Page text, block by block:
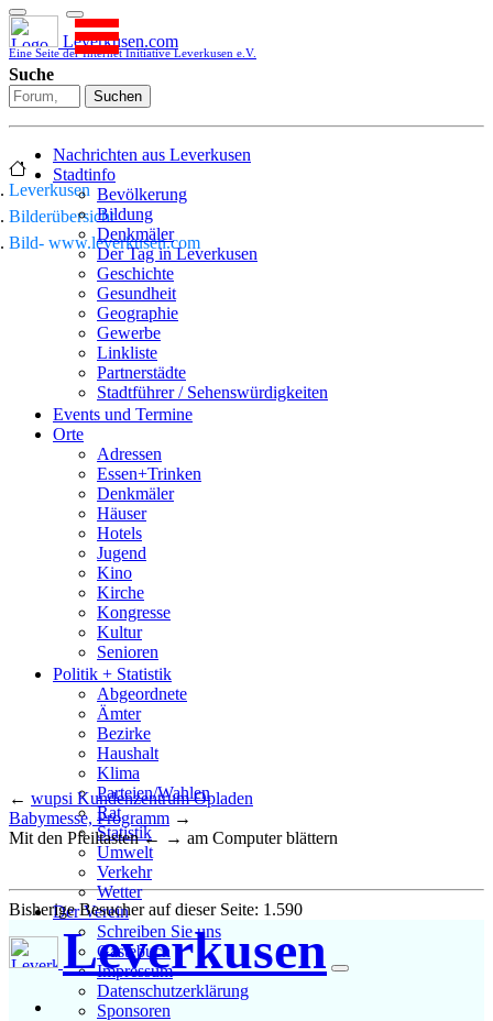
Leverkusen.com
Eine Seite der Internet Initiative Leverkusen e.V.
Suche
Suchen
Nachrichten aus Leverkusen
Stadtinfo
Bevölkerung
Bildung
Denkmäler
Der Tag in Leverkusen
Geschichte
Gesundheit
Geographie
Gewerbe
Linkliste
Partnerstädte
Stadtführer / Sehenswürdigkeiten
Stadtplan
Sport
Who is who
Wohnen
Events und Termine
Orte
Adressen
Essen+Trinken
Denkmäler
Häuser
Hotels
Jugend
Kino
Kirche
Kongresse
Kultur
Senioren
Stadtführer
Straßen
Politik + Statistik
Abgeordnete
Ämter
Bezirke
Haushalt
Klima
Parteien/Wahlen
Rat
Statistik
Umwelt
Verkehr
Wetter
Der Verein
Schreiben Sie uns
Gästebuch
Impressum
Datenschutzerklärung
Sponsoren
Leverkusen
Bilderübersicht
Bild- www.leverkusen.com
← wupsi Kundenzentrum Opladen
Babymesse, Programm →
Mit den Pfeiltasten ← → am Computer blättern
Bisherige Besucher auf dieser Seite: 1.590
Leverkusen